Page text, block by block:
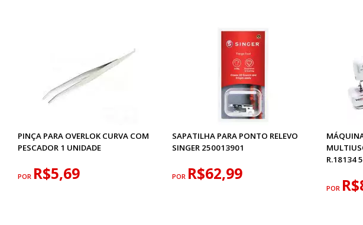
PINÇA PARA OVERLOK CURVA COM
PESCADOR 1 UNIDADE
POR R$5,69
SAPATILHA PARA PONTO RELEVO
SINGER 250013901
POR R$62,99
R.18134
POR